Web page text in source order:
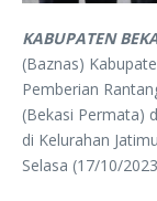
KABUPATEN
(Baznas)
Pemberian
(Bekasi Permata)
di Kelurahan
Selasa (17/10/